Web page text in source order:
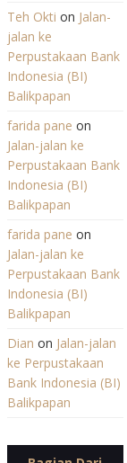
Teh Okti on Jalan-
jalan ke
Perpustakaan Bank
Indonesia (BI)
Balikpapan
farida pane on
Jalan-jalan ke
Perpustakaan Bank
Indonesia (BI)
Balikpapan
farida pane on
Jalan-jalan ke
Perpustakaan Bank
Indonesia (BI)
Balikpapan
Dian on Jalan-jalan
ke Perpustakaan
Bank Indonesia (BI)
Balikpapan